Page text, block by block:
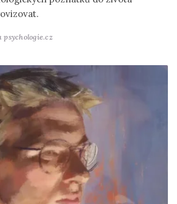
psychologie.cz